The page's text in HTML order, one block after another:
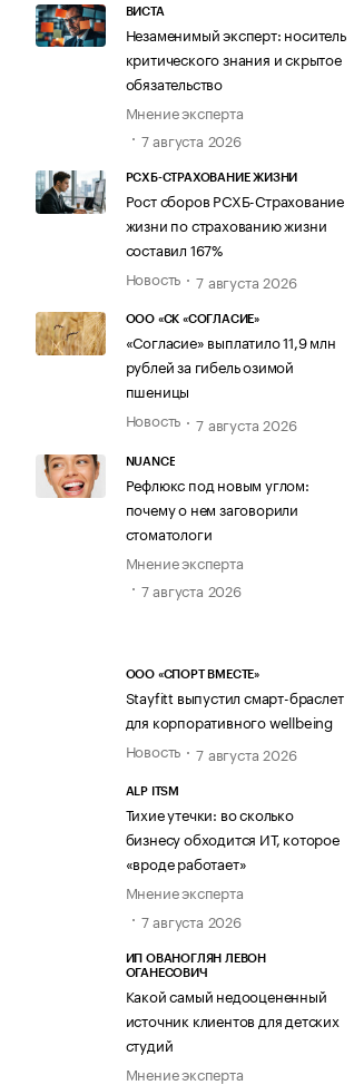
ВИСТА
Незаменимый эксперт: носитель
критического знания и скрытое
обязательство
Мнение эксперта
7 августа 2026
РСХБ-СТРАХОВАНИЕ ЖИЗНИ
Рост сборов РСХБ-Страхование
жизни по страхованию жизни
составил 167%
Новость
7 августа 2026
ООО «СК «СОГЛАСИЕ»
«Согласие» выплатило 11,9 млн
рублей за гибель озимой
пшеницы
Новость
7 августа 2026
NUANCE
Рефлюкс под новым углом:
почему о нем заговорили
стоматологи
Мнение эксперта
7 августа 2026
ООО «СПОРТ ВМЕСТЕ»
Stayfitt выпустил смарт-браслет
для корпоративного wellbeing
Новость
7 августа 2026
ALP ITSM
Тихие утечки: во сколько
бизнесу обходится ИТ, которое
«вроде работает»
Мнение эксперта
7 августа 2026
ИП ОВАНОГЛЯН ЛЕВОН
ОГАНЕСОВИЧ
Какой самый недооцененный
источник клиентов для детских
студий
Мнение эксперта